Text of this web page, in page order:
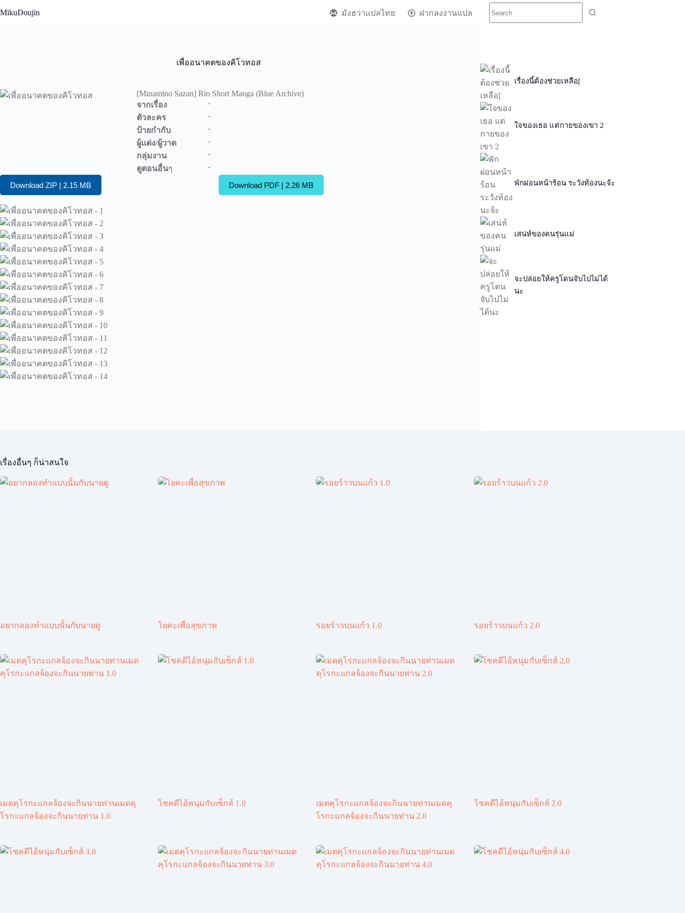
to
MikuDoujin มังฮวาแปลไทย ฝากลงงานแปล
เพื่ออนาคตของคิโวทอส
[Minamino Sazan] Rio Short Manga (Blue Archive)
จากเรื่อง
-
ตัวละคร
-
ป้ายกำกับ
-
ผู้แต่ง/ผู้วาด
-
กลุ่มงาน
-
ดูตอนอื่นๆ -
Download ZIP | 2.15 MB Download PDF | 2.26 MB
เรื่องนี้ต้องช่วยเหลือ[
ใจของเธอ แต่กายของเขา 2
พักผ่อนหน้าร้อน ระวังท้องนะจ้ะ
เสน่ห์ของคนรุ่นแม่
จะปล่อยให้ครูโดนจับไปไม่ได้
นะ
เรื่องอื่นๆ ก็น่าสนใจ
อยากลองทำแบบนั้นกับนายดู โยคะเพื่อสุขภาพ รอยร้าวบนแก้ว 1.0 รอยร้าวบนแก้ว 2.0
เมดคุโรกะแกลจ้องจะกินนายท่านเมดคุ
โรกะแกลจ้องจะกินนายท่าน 1.0
โชคดีไอ้หนุ่มกับเซ็กส์ 1.0
เมดคุโรกะแกลจ้องจะกินนายท่านเมดคุ
โรกะแกลจ้องจะกินนายท่าน 2.0
โชคดีไอ้หนุ่มกับเซ็กส์ 2.0